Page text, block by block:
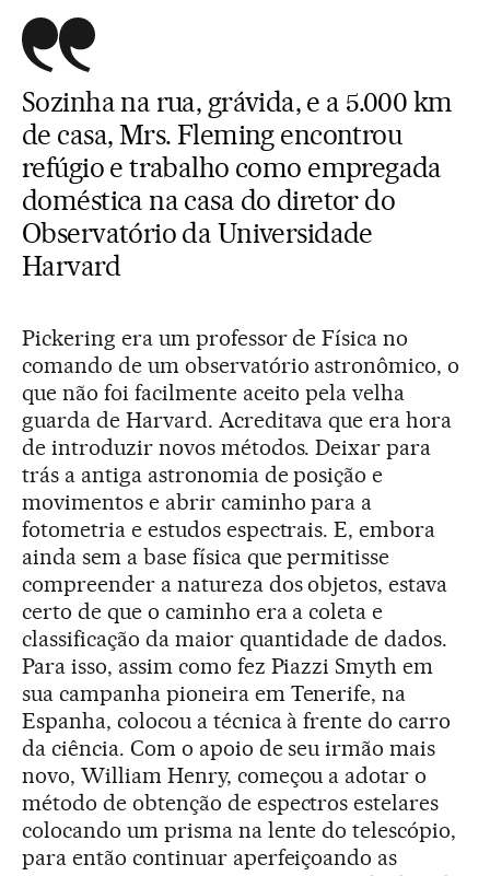
Sozinha na rua, grávida, e a 5.000 km
de casa, Mrs. Fleming encontrou
refúgio e trabalho como empregada
doméstica na casa do diretor do
Observatório da Universidade
Harvard
Pickering era um professor de Física no
comando de um observatório astronômico, o
que não foi facilmente aceito pela velha
guarda de Harvard. Acreditava que era hora
de introduzir novos métodos. Deixar para
trás a antiga astronomia de posição e
movimentos e abrir caminho para a
fotometria e estudos espectrais. E, embora
ainda sem a base física que permitisse
compreender a natureza dos objetos, estava
certo de que o caminho era a coleta e
classificação da maior quantidade de dados.
Para isso, assim como fez Piazzi Smyth em
sua campanha pioneira em Tenerife, na
Espanha, colocou a técnica à frente do carro
da ciência. Com o apoio de seu irmão mais
novo, William Henry, começou a adotar o
método de obtenção de espectros estelares
colocando um prisma na lente do telescópio,
para então continuar aperfeiçoando as